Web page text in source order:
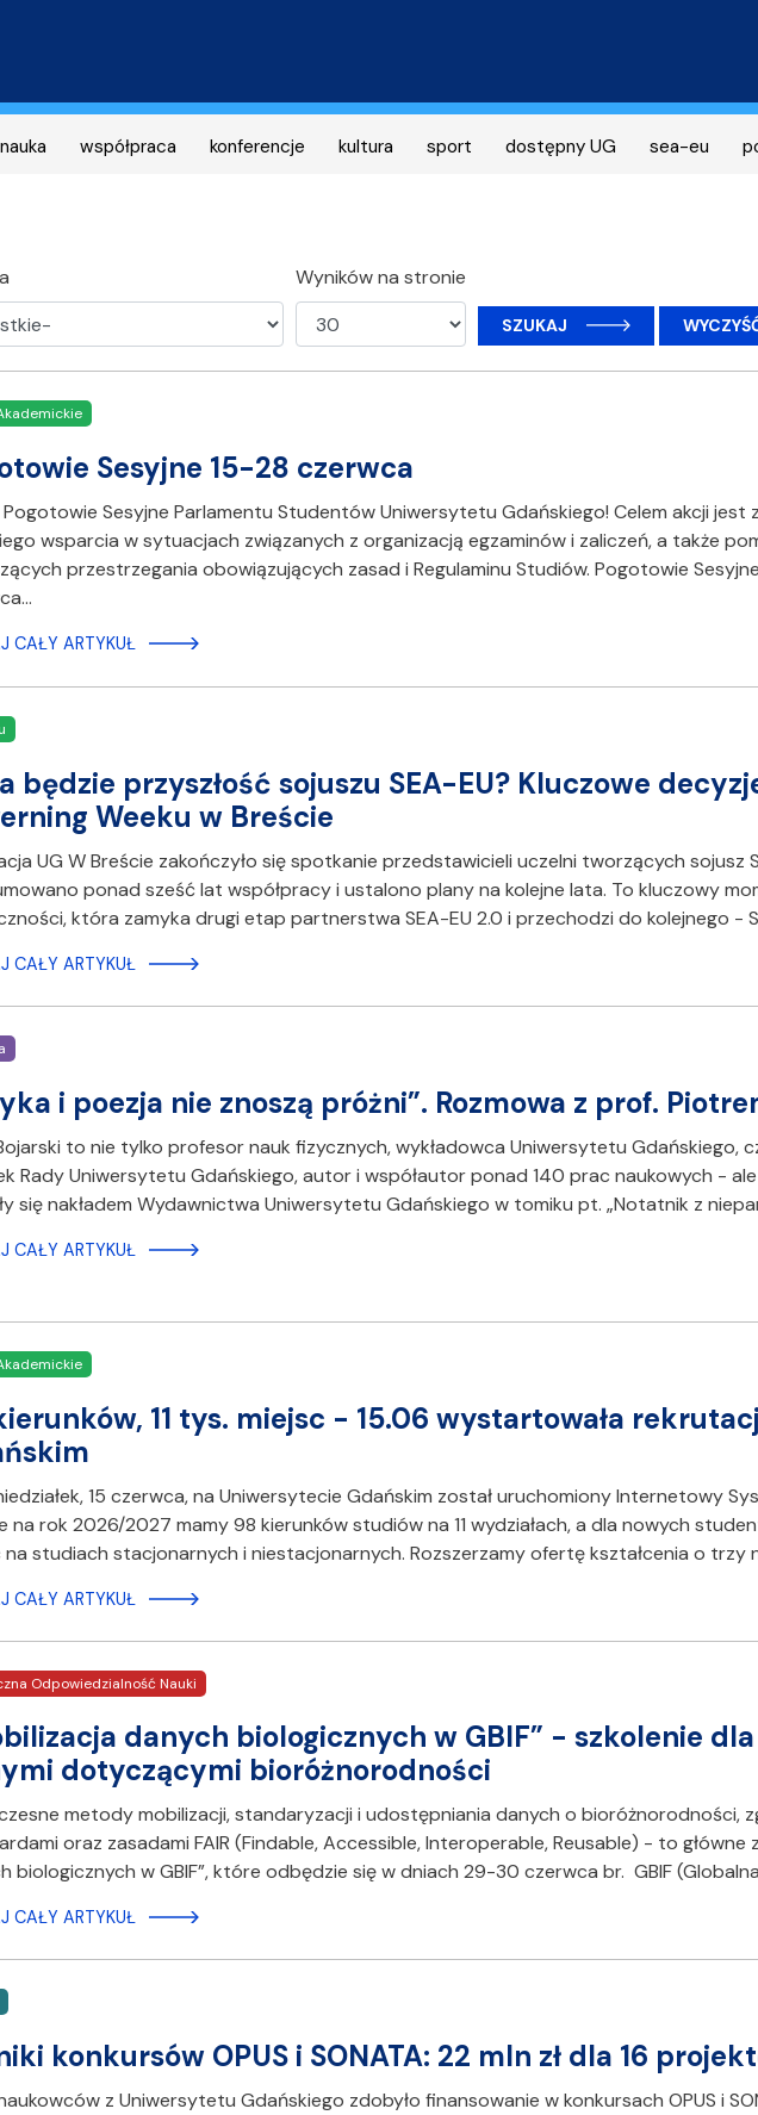
nauka współpraca konferencje kultura sport dostępny UG sea-eu
Wyników na stronie
SZUKAJ
Sesyjne 15-28 czerwca
Pogotowie Sesyjne Parlamentu Studentów Uniwersytetu Gdańskiego! Celem akcji
wsparcia w sytuacjach związanych z organizacją egzaminów i zaliczeń, a także
przestrzegania obowiązujących zasad i Regulaminu Studiów. Pogotowie
CAŁY ARTYKUŁ
będzie przyszłość sojuszu SEA-EU? Kluczowe
Weeku w Breście
UG W Breście zakończyło się spotkanie przedstawicieli uczelni tworzących sojusz
ponad sześć lat współpracy i ustalono plany na kolejne lata. To kluczowy
która zamyka drugi etap partnerstwa SEA-EU 2.0 i przechodzi do kolejnego -
CAŁY ARTYKUŁ
i poezja nie znoszą próżni”. Rozmowa z prof.
to nie tylko profesor nauk fizycznych, wykładowca Uniwersytetu Gdańskiego,
Rady Uniwersytetu Gdańskiego, autor i współautor ponad 140 prac naukowych -
się nakładem Wydawnictwa Uniwersytetu Gdańskiego w tomiku pt. „Notatnik z
CAŁY ARTYKUŁ
11 tys. miejsc - 15.06 wystartowała
15 czerwca, na Uniwersytecie Gdańskim został uruchomiony Internetowy
na rok 2026/2027 mamy 98 kierunków studiów na 11 wydziałach, a dla nowych
na studiach stacjonarnych i niestacjonarnych. Rozszerzamy ofertę kształcenia o trzy
CAŁY ARTYKUŁ
Odpowiedzialność Nauki
danych biologicznych w GBIF” - szkolenie
dotyczącymi bioróżnorodności
metody mobilizacji, standaryzacji i udostępniania danych o bioróżnorodności,
oraz zasadami FAIR (Findable, Accessible, Interoperable, Reusable) - to główne
biologicznych w GBIF”, które odbędzie się w dniach 29-30 czerwca br. GBIF
CAŁY ARTYKUŁ
konkursów OPUS i SONATA: 22 mln zł dla 16
z Uniwersytetu Gdańskiego zdobyło finansowanie w konkursach OPUS i